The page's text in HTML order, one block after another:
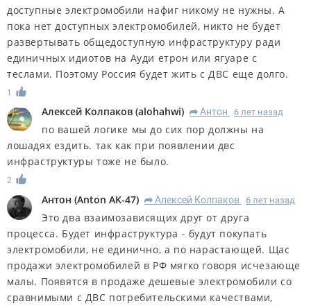
доступные электромобили нафиг никому не нужны. А
пока нет доступных электромобилей, никто не будет
развертывать общедоступную инфраструктуру ради
единичных идиотов на Ауди етрон или ягуаре с
теслами. Поэтому Россия будет жить с ДВС еще долго.
1
Алексей Колпаков (alohahwi) R Антон 6 лет назад
по вашей логике мы до сих пор должны на
лошадях ездить. так как при появлении двс
инфраструктуры тоже не было.
2
Антон (Anton AK-47) R Алексей Колпаков 6 лет назад
Это два взаимозависящих друг от друга
процесса. Будет инфраструктура - будут покупать
электромобили, не единично, а по нарастающей. Щас
продажи электромобилей в РФ мягко говоря исчезающе
малы. Появятся в продаже дешевые электромобили со
сравнимыми с ДВС потребительскими качествами,